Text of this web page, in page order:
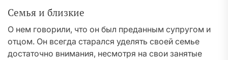
Семья и близкие
О нем говорили, что он был преданным супругом и
отцом. Он всегда старался уделять своей семье
достаточно внимания, несмотря на свои занятые